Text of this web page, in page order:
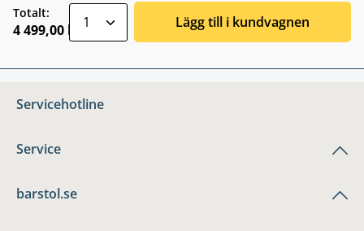
Totalt:
4 499,00 kr Lägg till i kundvagnen
Servicehotline
Service
barstol.se